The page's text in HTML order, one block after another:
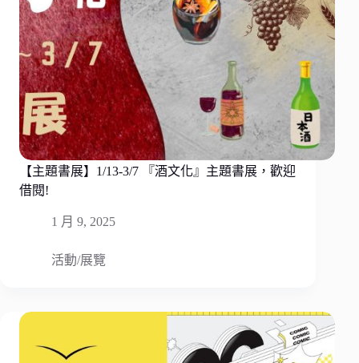
【主題書展】1/13-3/7 『酒文化』主題書展，歡迎
借閱!
1 月 9, 2025
活動/展覽